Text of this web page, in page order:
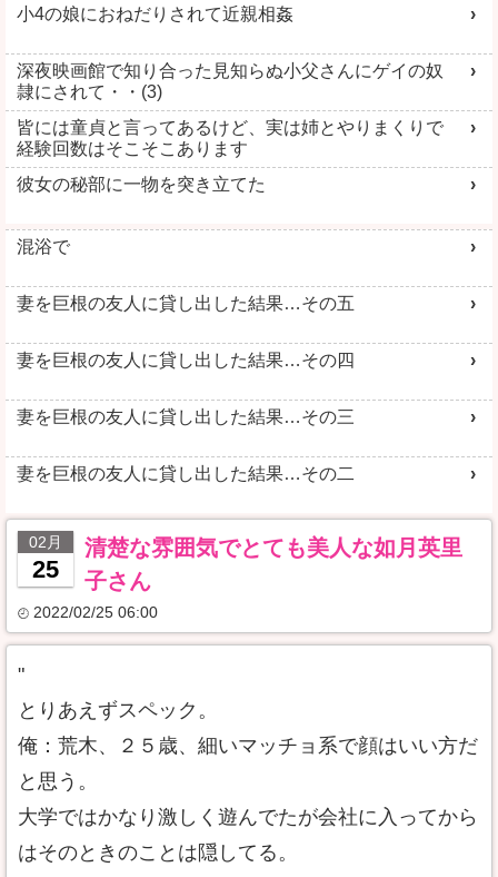
小4の娘におねだりされて近親相姦
深夜映画館で知り合った見知らぬ小父さんにゲイの奴
隷にされて・・(3)
皆には童貞と言ってあるけど、実は姉とやりまくりで
経験回数はそこそこあります
彼女の秘部に一物を突き立てた
混浴で
妻を巨根の友人に貸し出した結果…その五
妻を巨根の友人に貸し出した結果…その四
妻を巨根の友人に貸し出した結果…その三
妻を巨根の友人に貸し出した結果…その二
02月
25
清楚な雰囲気でとても美人な如月英里
子さん
2022/02/25 06:00
"
とりあえずスペック。
俺：荒木、２５歳、細いマッチョ系で顔はいい方だ
と思う。
大学ではかなり激しく遊んでたが会社に入ってから
はそのときのことは隠してる。